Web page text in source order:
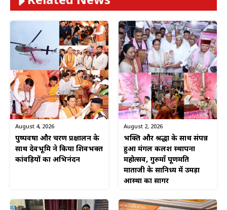
August 4, 2026
पुष्पवर्षा और चरण प्रक्षालन के
साथ देवभूमि ने किया शिवभक्त
कांवड़ियों का अभिनंदन
August 2, 2026
भक्ति और श्रद्धा के साथ संपन्न
हुआ मंगल कलश स्थापना
महोत्सव, गुरुमाँ पूर्णमति
माताजी के सानिध्य में उमड़ा
आस्था का सागर